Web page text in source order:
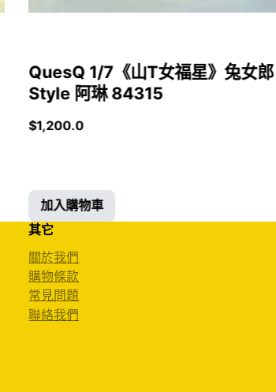
QuesQ 1/7《山T女福星》兔女郎
Style 阿琳 84315
$1,200.0
加入購物車
其它
關於我們
購物條款
常見問題
聯絡我們